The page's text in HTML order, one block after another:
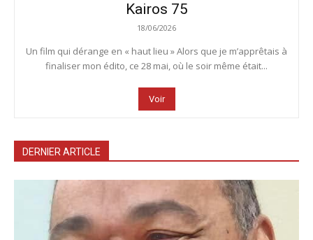
Kairos 75
18/06/2026
Un film qui dérange en « haut lieu » Alors que je m’apprêtais à
finaliser mon édito, ce 28 mai, où le soir même était...
Voir
DERNIER ARTICLE